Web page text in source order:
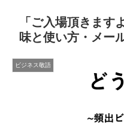
「ご入場頂きます
味と使い方・メー
ビジネス敬語